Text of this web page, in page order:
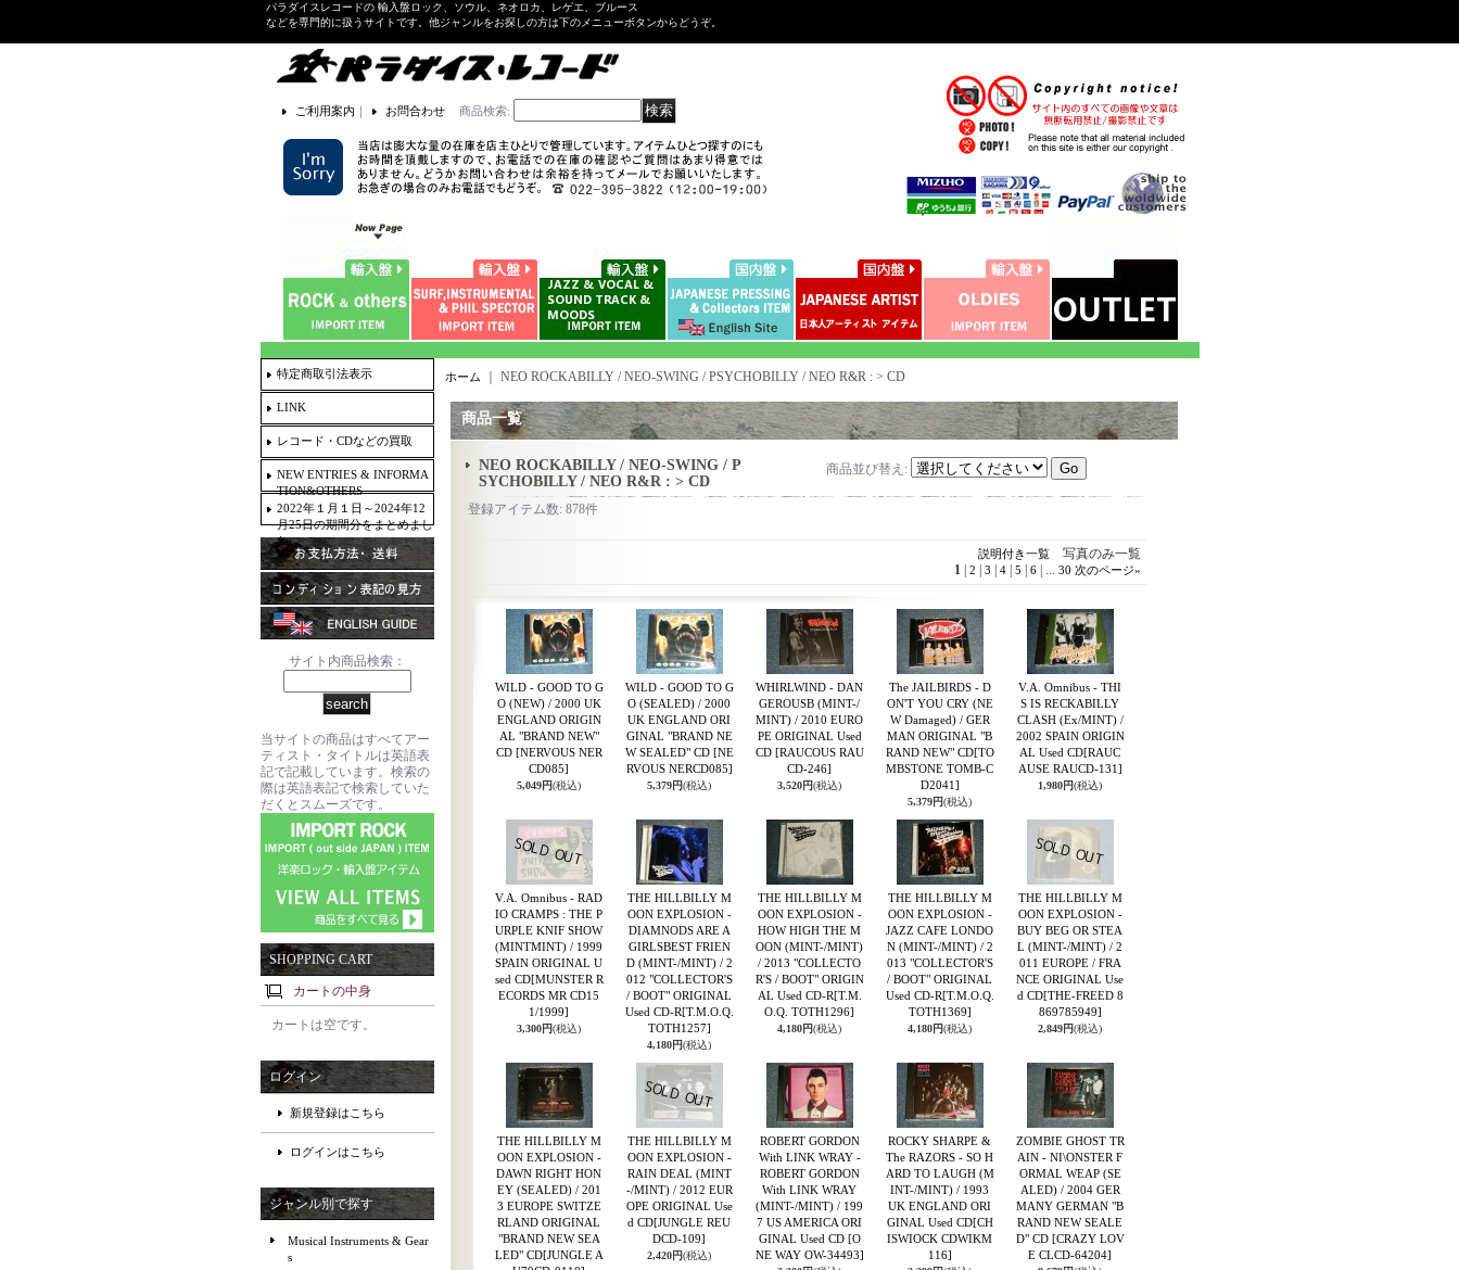
パラダイスレコードの 輸入盤ロック、ソウル、ネオロカ、レゲエ、ブルース
などを専門的に扱うサイトです。他ジャンルをお探しの方は下のメニューボタンからどうぞ。
ご利用案内 ｜ お問合わせ 商品検索:
特定商取引法表示
LINK
レコード・CDなどの買取
NEW ENTRIES & INFORMA
TION&OTHERS
2022年１月１日～2024年12
月25日の期間分をまとめまし
た。
サイト内商品検索：
当サイトの商品はすべてアー
ティスト・タイトルは英語表
記で記載しています。検索の
際は英語表記で検索していた
だくとスムーズです。
SHOPPING CART
カートの中身
カートは空です。
ログイン
新規登録はこちら
ログインはこちら
ジャンル別で探す
Musical Instruments & Gear
s
ホーム NEO ROCKABILLY / NEO-SWING / PSYCHOBILLY / NEO R&R : > CD
商品一覧
NEO ROCKABILLY / NEO-SWING / P
SYCHOBILLY / NEO R&R : > CD
商品並び替え :
登録アイテム数:878件
説明付き一覧写真のみ一覧
1| 2 3 4| 5 6| ... 30 次のページ»
WILD - GOOD TO G
O (NEW) / 2000 UK
ENGLAND ORIGIN
AL "BRAND NEW"
CD [NERVOUS NER
CD085]
5,049円(税込)
WILD - GOOD TO G
O (SEALED) / 2000
UK ENGLAND ORI
GINAL "BRAND NE
W SEALED" CD [NE
RVOUS NERCD085]
5,379円(税込)
WHIRLWIND - DAN
GEROUSB (MINT-/
MINT) / 2010 EURO
PE ORIGINAL Used
CD [RAUCOUS RAU
CD-246]
3,520円(税込)
The JAILBIRDS - D
ON'T YOU CRY (NE
W Damaged) / GER
MAN ORIGINAL "B
RAND NEW" CD[TO
MBSTONE TOMB-C
D2041]
5,379円(税込)
V.A. Omnibus - THI
S IS RECKABILLY
CLASH (Ex/MINT) /
2002 SPAIN ORIGIN
AL Used CD[RAUC
AUSE RAUCD-131]
1,980円(税込)
V.A. Omnibus - RAD
IO CRAMPS : THE P
URPLE KNIF SHOW
(MINTMINT) / 1999
SPAIN ORIGINAL U
sed CD[MUNSTER R
ECORDS MR CD15
1/1999]
3,300円(税込)
THE HILLBILLY M
OON EXPLOSION -
DIAMNODS ARE A
GIRLSBEST FRIEN
D (MINT-/MINT) / 2
012 "COLLECTOR'S
/ BOOT" ORIGINAL
Used CD-R[T.M.O.Q.
TOTH1257]
4,180円(税込)
THE HILLBILLY M
OON EXPLOSION -
HOW HIGH THE M
OON (MINT-/MINT)
/ 2013 "COLLECTO
R'S / BOOT" ORIGIN
AL Used CD-R[T.M.
O.Q. TOTH1296]
4,180円(税込)
THE HILLBILLY M
OON EXPLOSION -
JAZZ CAFE LONDO
N (MINT-/MINT) / 2
013 "COLLECTOR'S
/ BOOT" ORIGINAL
Used CD-R[T.M.O.Q.
TOTH1369]
4,180円(税込)
THE HILLBILLY M
OON EXPLOSION -
BUY BEG OR STEA
L (MINT-/MINT) / 2
011 EUROPE / FRA
NCE ORIGINAL Use
d CD[THE-FREED 8
869785949]
2,849円(税込)
THE HILLBILLY M
OON EXPLOSION -
DAWN RIGHT HON
EY (SEALED) / 201
3 EUROPE SWITZE
RLAND ORIGINAL
"BRAND NEW SEA
LED" CD[JUNGLE A
THE HILLBILLY M
OON EXPLOSION -
RAIN DEAL (MINT
-/MINT) / 2012 EUR
OPE ORIGINAL Use
d CD[JUNGLE REU
DCD-109]
2,420円(税込)
ROBERT GORDON
With LINK WRAY -
ROBERT GORDON
With LINK WRAY
(MINT-/MINT) / 199
7 US AMERICA ORI
GINAL Used CD [O
NE WAY OW-34493]
ROCKY SHARPE &
The RAZORS - SO H
ARD TO LAUGH (M
INT-/MINT) / 1993
UK ENGLAND ORI
GINAL Used CD[CH
ISWIOCK CDWIKM
116]
ZOMBIE GHOST TR
AIN - NI\ONSTER F
ORMAL WEAP (SE
ALED) / 2004 GER
MANY GERMAN "B
RAND NEW SEALE
D" CD [CRAZY LOV
E CLCD-64204]